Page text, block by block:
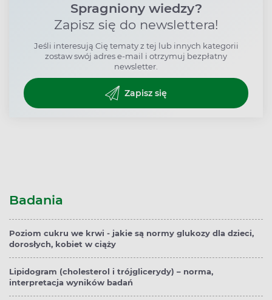
Spragniony wiedzy?
Zapisz się do newslettera!
Jeśli interesują Cię tematy z tej lub innych kategorii
zostaw swój adres e-mail i otrzymuj bezpłatny
newsletter.
Zapisz się
Badania
Poziom cukru we krwi - jakie są normy glukozy dla dzieci,
dorosłych, kobiet w ciąży
Lipidogram (cholesterol i trójglicerydy) – norma,
interpretacja wyników badań